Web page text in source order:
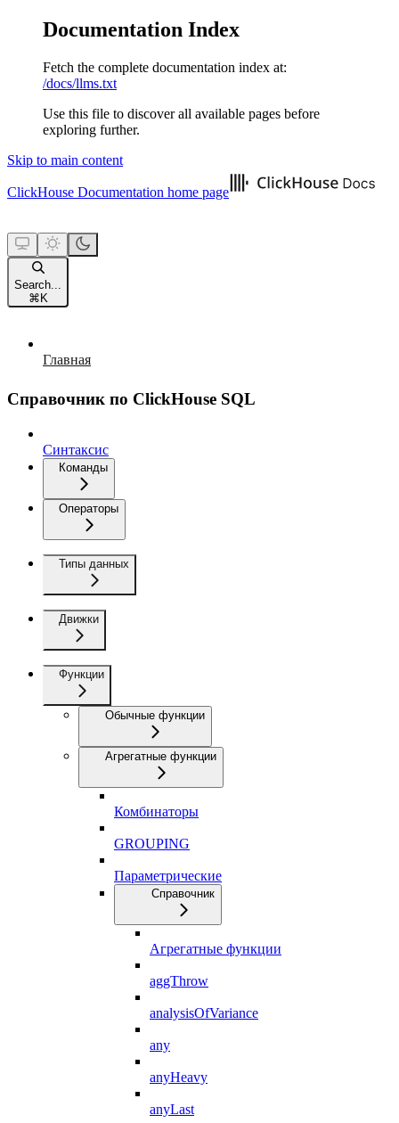
Documentation Index
Fetch the complete documentation index at:
/docs/llms.txt
Use this file to discover all available pages before
exploring further.
Skip to main content
ClickHouse Documentation home page
Search...
⌘ K
Главная
Справочник по ClickHouse SQL
Синтаксис
Команды
Операторы
Типы данных
Движки
Функции
Обычные функции
Агрегатные функции
Комбинаторы
GROUPING
Параметрические
Справочник
Агрегатные функции
aggThrow
analysisOfVariance
any
anyHeavy
anyLast